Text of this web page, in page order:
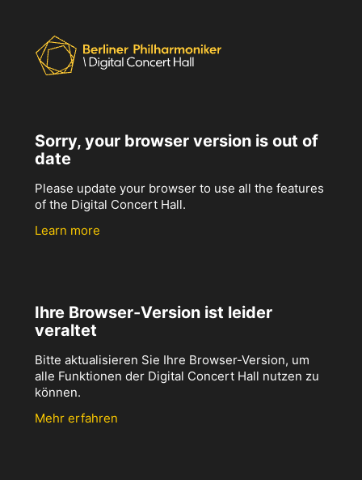
Sorry, your browser version is out of
date
Please update your browser to use all the features
of the Digital Concert Hall.
Learn more
Ihre Browser-Version ist leider
veraltet
Bitte aktualisieren Sie Ihre Browser-Version, um
alle Funktionen der Digital Concert Hall nutzen zu
können.
Mehr erfahren